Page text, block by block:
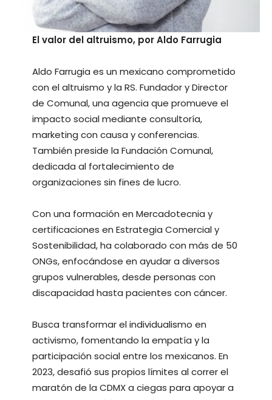
El valor del altruismo, por Aldo Farrugia
Aldo Farrugia es un mexicano comprometido
con el altruismo y la RS. Fundador y Director
de Comunal, una agencia que promueve el
impacto social mediante consultoría,
marketing con causa y conferencias.
También preside la Fundación Comunal,
dedicada al fortalecimiento de
organizaciones sin fines de lucro.
Con una formación en Mercadotecnia y
certificaciones en Estrategia Comercial y
Sostenibilidad, ha colaborado con más de 50
ONGs, enfocándose en ayudar a diversos
grupos vulnerables, desde personas con
discapacidad hasta pacientes con cáncer.
Busca transformar el individualismo en
activismo, fomentando la empatía y la
participación social entre los mexicanos. En
2023, desafió sus propios límites al correr el
maratón de la CDMX a ciegas para apoyar a